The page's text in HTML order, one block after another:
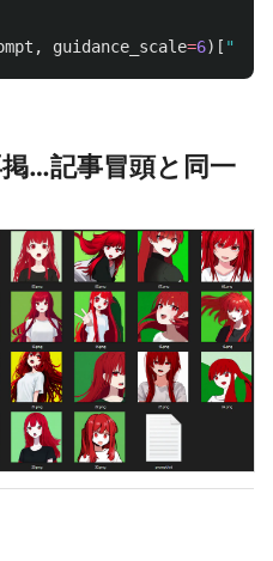
, guidance_scale=6)[ "
…記事冒頭と同一